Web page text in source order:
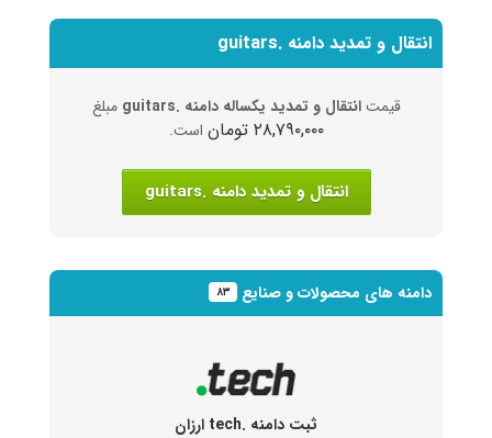
انتقال و تمدید دامنه .guitars
قیمتانتقال و تمدید یکساله دامنه .guitars مبلغ
۲۸,۷۹۰,۰۰۰ تومان است.
انتقال و تمدید دامنه .guitars
دامنه های محصولات و صنایع ۸۳
ثبت دامنه .tech ارزان